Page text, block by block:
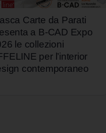
Carte da Parati
a B-CAD Expo
le collezioni
per l’interior
contemporaneo